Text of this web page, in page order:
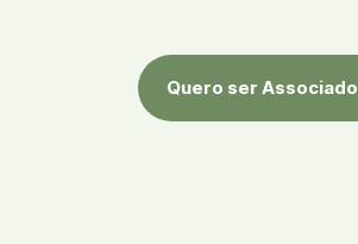
Quero ser Associado